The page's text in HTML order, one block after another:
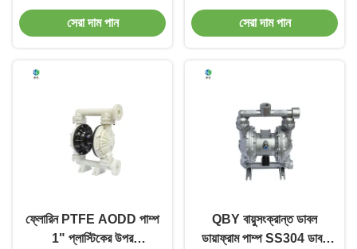
স্যান্টোপ্রিন/টেফ্লন/নাইট্রিল
উপাদান, 1/4''বিএসপিটি এয়ার
সেরা দাম পান
মিডিয়া ভাল, 50 মিটার পর্যন্ত
মাথা
সেরা দাম পান
ফ্লোরিন PTFE AODD পাম্প
1" প্লাস্টিকের উপর
QBY বায়ুসংক্রান্ত ডাবল
ডায়াফ্রাম পাম্প SS304 ডাবল